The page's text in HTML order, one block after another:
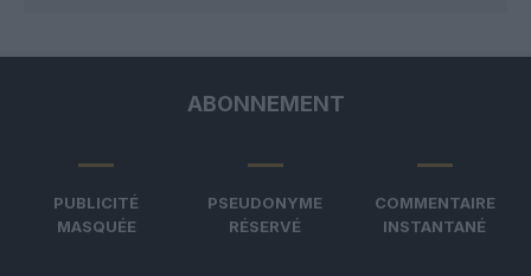
ABONNEMENT
PUBLICITÉ
MASQUÉE
PSEUDONYME
RÉSERVÉ
COMMENTAIRE
INSTANTANÉ